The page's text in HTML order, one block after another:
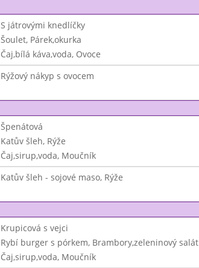
S játrovými knedlíčky
Šoulet, Párek,okurka
Čaj,bílá káva,voda, Ovoce
Rýžový nákyp s ovocem
Špenátová
Katův šleh, Rýže
Čaj,sirup,voda, Moučník
Katův šleh - sojové maso, Rýže
Krupicová s vejci
Rybí burger s pórkem, Brambory,zeleninový salát
Čaj,sirup,voda, Moučník